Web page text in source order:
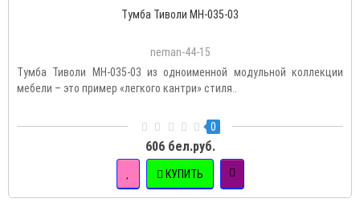
Тумба Тиволи МН-035-03
neman-44-15
Тумба Тиволи МН-035-03 из одноименной модульной коллекции
мебели – это пример «легкого кантри» стиля..
0
606 бел.руб.
КУПИТЬ